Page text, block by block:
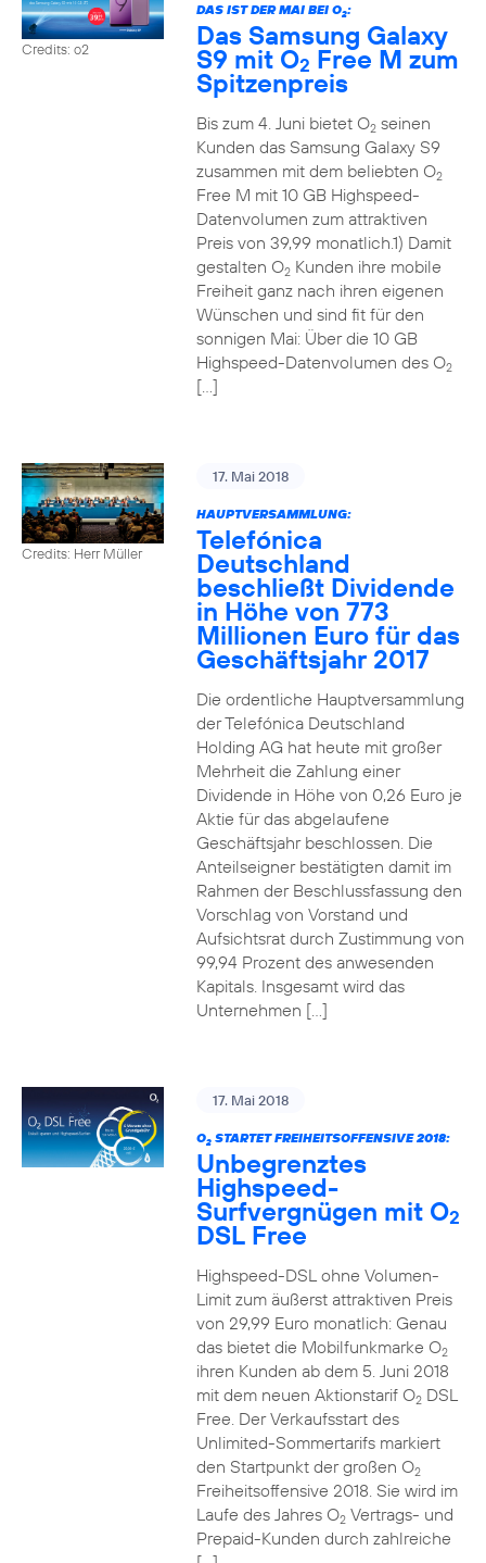
Credits: o2
DAS IST DER MAI BEI O2:
Das Samsung Galaxy
S9 mit O2 Free M zum
Spitzenpreis
Bis zum 4. Juni bietet O2seinen
Kunden das Samsung Galaxy S9
zusammen mit dem beliebten O2
Free M mit 10 GB Highspeed-
Datenvolumen zum attraktiven
Preis von 39,99 monatlich.1) Damit
gestalten O2Kunden ihre mobile
Freiheit ganz nach ihren eigenen
Wünschen und sind fit für den
sonnigen Mai: Über die 10 GB
Highspeed-Datenvolumen des O2
[…]
Credits: Herr Müller
17. Mai 2018
HAUPTVERSAMMLUNG:
Telefónica
Deutschland
beschließt Dividende
in Höhe von 773
Millionen Euro für das
Geschäftsjahr 2017
Die ordentliche Hauptversammlung
der Telefónica Deutschland
Holding AG hat heute mit großer
Mehrheit die Zahlung einer
Dividende in Höhe von 0,26 Euro je
Aktie für das abgelaufene
Geschäftsjahr beschlossen. Die
Anteilseigner bestätigten damit im
Rahmen der Beschlussfassung den
Vorschlag von Vorstand und
Aufsichtsrat durch Zustimmung von
99,94 Prozent des anwesenden
Kapitals. Insgesamt wird das
Unternehmen […]
17. Mai 2018
O2STARTET FREIHEITSOFFENSIVE 2018:
Unbegrenztes
Highspeed-
Surfvergnügen mit O2
DSL Free
Highspeed-DSL ohne Volumen-
Limit zum äußerst attraktiven Preis
von 29,99 Euro monatlich: Genau
das bietet die Mobilfunkmarke O2
ihren Kunden ab dem 5. Juni 2018
mit dem neuen Aktionstarif O2DSL
Free. Der Verkaufsstart des
Unlimited-Sommertarifs markiert
den Startpunkt der großen O2
Freiheitsoffensive 2018. Sie wird im
Laufe des Jahres O2Vertrags- und
Prepaid-Kunden durch zahlreiche